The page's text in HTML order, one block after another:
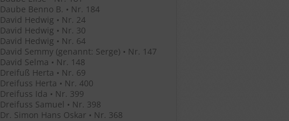
Daube Benno B. • Nr. 184
David Hedwig • Nr. 24
David Hedwig • Nr. 30
David Hedwig • Nr. 64
David Semmy (genannt: Serge) • Nr. 147
David Selma • Nr. 148
Dreifuß Herta • Nr. 69
Dreifuss Herta • Nr. 400
Dreifuss Ida • Nr. 399
Dreifuss Samuel • Nr. 398
Dr. Simon Hans Oskar • Nr. 368